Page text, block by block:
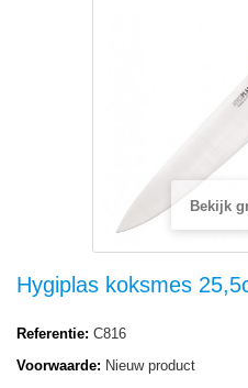
Bekijk
Hygiplas koksmes
Referentie: C816
Voorwaarde: Nieuw product